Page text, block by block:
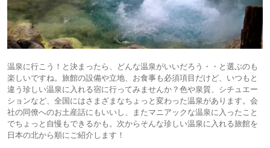
温泉に行こう！と決まったら、どんな温泉がいいだろう・・と選ぶのも
楽しいですね。旅館の設備や立地、お食事も必須項目だけど、いつもと
違う珍しい温泉に入れる宿に行ってみませんか？色や泉質、シチュエー
ションなど、全国にはさまざまなちょっと変わった温泉があります。会
社の同僚へのお土産話にもいいし、またマニアックな温泉に入ったこと
でちょっと自慢もできるかも。次からそんな珍しい温泉に入れる旅館を
日本の北から順にご紹介します！